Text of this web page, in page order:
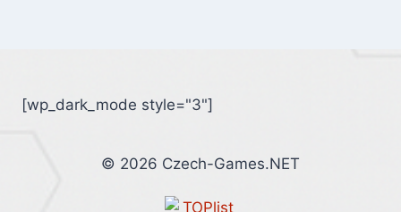
[wp_dark_mode style="3"]
© 2026 Czech-Games.NET